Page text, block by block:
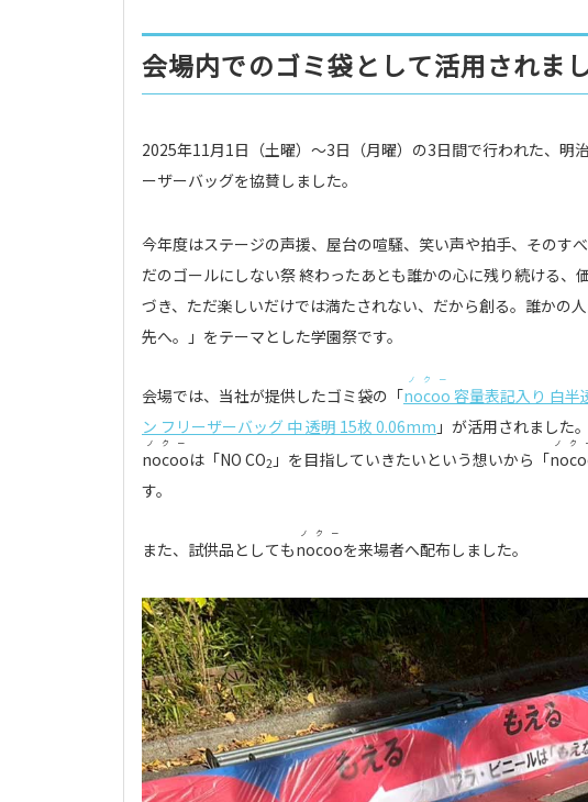
会場内でのゴミ袋として活用されま
2025年11月1日（土曜）～3日（月曜）の3日間で行われた、明
ーザーバッグを協賛しました。
今年度はステージの声援、屋台の喧騒、笑い声や拍手、そのす
だのゴールにしない祭 終わったあとも誰かの心に残り続ける
づき、ただ楽しいだけでは満たされない、だから創る。誰かの
先へ。」をテーマとした学園祭です。
会場では、当社が提供したゴミ袋の「nocoo
ノクー
容量表記入り 白半
ン フリーザーバッグ 中 透明 15枚 0.06mm 」が活用されました。
nocoo
ノクー
は「NO CO2 」を目指していきたいという想いから「
ノク
す。
また、試供品としてもnocoo
ノクー
を来場者へ配布しました。